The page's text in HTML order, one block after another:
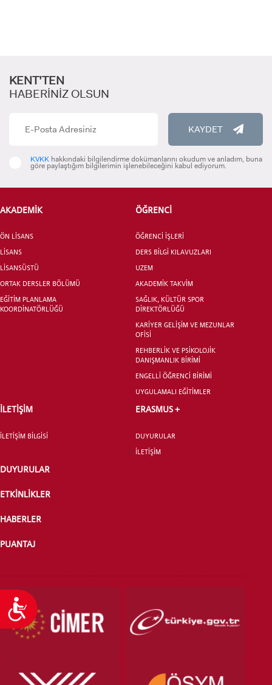
Ulaşılabilirlik
STUDENT
LİSANSÜSTÜ EĞİTİM ENSTİTÜSÜ
KENT’TEN
HABERİNİZ OLSUN
KAYDET
KVKK hakkındaki bilgilendirme dokümanlarını okudum ve anladım, buna
göre paylaştığım bilgilerimin işlenebileceğini kabul ediyorum.
AKADEMİK
ÖN LİSANS
LİSANS
LİSANSÜSTÜ
ORTAK DERSLER BÖLÜMÜ
EĞİTİM PLANLAMA
KOORDİNATÖRLÜĞÜ
ÖĞRENCİ
ÖĞRENCİ İŞLERİ
DERS BİLGİ KILAVUZLARI
UZEM
AKADEMİK TAKVİM
SAĞLIK, KÜLTÜR SPOR
DİREKTÖRLÜĞÜ
KARİYER GELİŞİM VE MEZUNLAR
OFİSİ
REHBERLİK VE PSİKOLOJİK
DANIŞMANLIK BİRİMİ
ENGELLİ ÖĞRENCİ BİRİMİ
UYGULAMALI EĞİTİMLER
İLETİŞİM
İLETİŞİM BİLGİSİ
ERASMUS +
DUYURULAR
İLETİŞİM
DUYURULAR
ETKİNLİKLER
HABERLER
PUANTAJ